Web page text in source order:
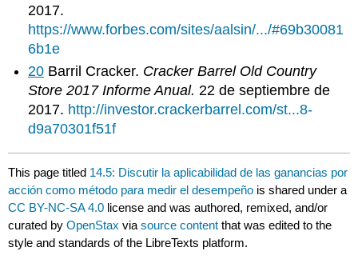
2017.
https://www.forbes.com/sites/aalsin/.../#69b30081
6b1e
20 Barril Cracker. Cracker Barrel Old Country
Store 2017 Informe Anual.22 de septiembre de
2017. http://investor.crackerbarrel.com/st...8-
d9a70301f51f
This page titled 14.5: Discutir la aplicabilidad de las ganancias por
acción como método para medir el desempeño is shared under a
CC BY-NC-SA 4.0 license and was authored, remixed, and/or
curated byOpenStax viasource content that was edited to the
style and standards of the LibreTexts platform.